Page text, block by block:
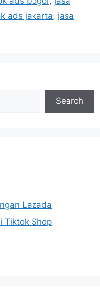
ads jakarta, jasa
Search
Lazada
Tiktok Shop